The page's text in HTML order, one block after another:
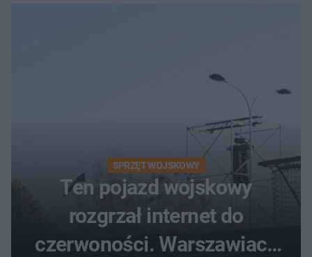
poszkodowanych, lądował
SPRZĘT WOJSKOWY
Ten pojazd wojskowy
rozgrzał internet do
czerwoności. Warszawiacy